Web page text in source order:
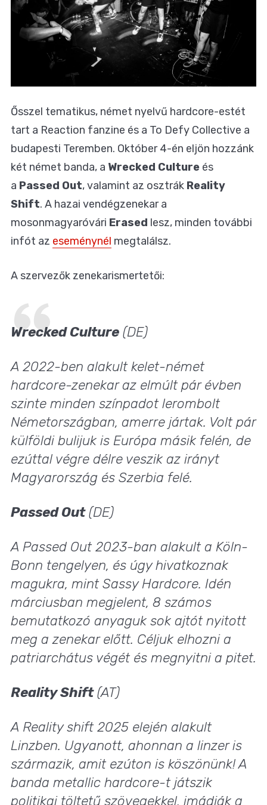
Ősszel tematikus, német nyelvű hardcore-estét
tart a Reaction fanzine és a To Defy Collective a
budapesti Teremben. Október 4-én eljön hozzánk
két német banda, a Wrecked Culture és
a Passed Out, valamint az osztrák Reality
Shift. A hazai vendégzenekar a
mosonmagyaróvári Erased lesz, minden további
infót az eseménynél megtalálsz.
A szervezők zenekarismertetői:
Wrecked Culture (DE)
A 2022-ben alakult kelet-német
hardcore-zenekar az elmúlt pár évben
szinte minden színpadot lerombolt
Németországban, amerre jártak. Volt pár
külföldi bulijuk is Európa másik felén, de
ezúttal végre délre veszik az irányt
Magyarország és Szerbia felé.
Passed Out(DE)
A Passed Out 2023-ban alakult a Köln-
Bonn tengelyen, és úgy hivatkoznak
magukra, mint Sassy Hardcore. Idén
márciusban megjelent, 8 számos
bemutatkozó anyaguk sok ajtót nyitott
meg a zenekar előtt. Céljuk elhozni a
patriarchátus végét és megnyitni a pitet.
Reality Shift(AT)
A Reality shift 2025 elején alakult
Linzben. Ugyanott, ahonnan a linzer is
származik, amit ezúton is köszönünk! A
banda metallic hardcore-t játszik
politikai töltetű szövegekkel, imádják a